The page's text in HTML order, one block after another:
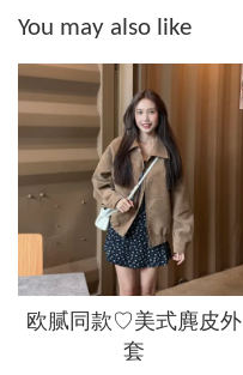
You may also like
欧腻同款♡美式麂皮外
套